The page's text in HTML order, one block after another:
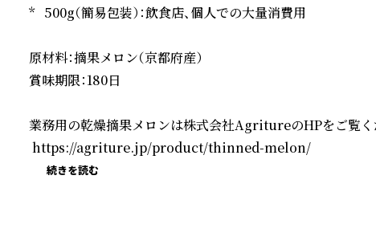
*   500g（簡易包装）：飲食店、個人での大量消費用
原材料：摘果メロン（京都府産）
賞味期限：180日
業務用の乾燥摘果メロンは株式会社AgritureのHPをご覧く
https://agriture.jp/product/thinned-melon/
続きを読む